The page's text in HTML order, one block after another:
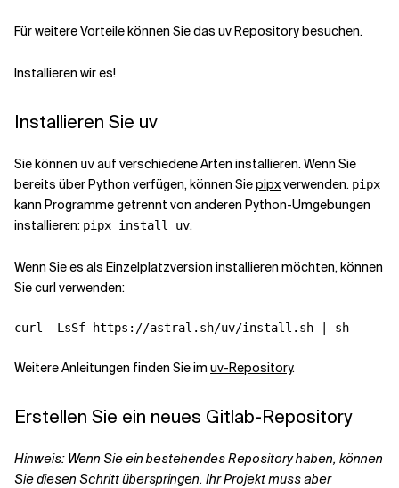
Für weitere Vorteile können Sie das uv Repositorybesuchen.
Installieren wir es!
Installieren Sie uv
Sie können uvauf verschiedene Arten installieren. Wenn Sie
bereits über Python verfügen, können Siepipxverwenden. pipx
kann Programme getrennt von anderen Python-Umgebungen
installieren: pipx install uv.
Wenn Sie es als Einzelplatzversion installieren möchten, können
Sie curl verwenden:
Weitere Anleitungen finden Sie im uv-Repository.
Erstellen Sie ein neues Gitlab-Repository
Hinweis: Wenn Sie ein bestehendes Repository haben, können
Sie diesen Schritt überspringen. Ihr Projekt muss aber